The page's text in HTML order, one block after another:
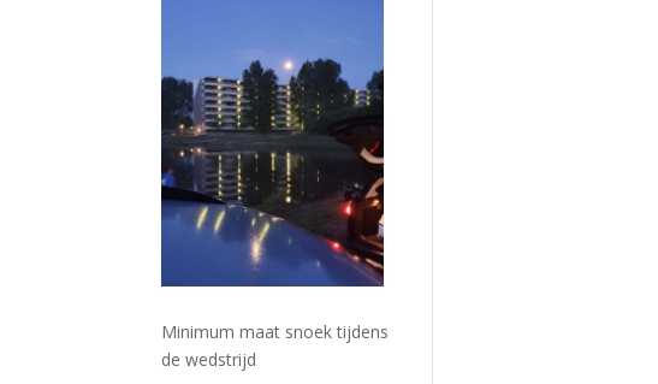
Minimum maat snoek tijdens
de wedstrijd